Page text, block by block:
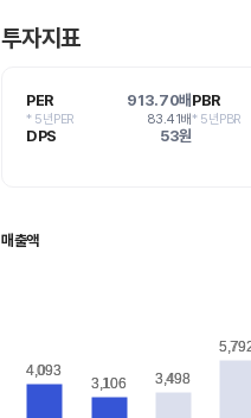
투자지표
PER 913.70배
* 5년PER 83.41배
PBR
* 5년PBR
DPS 53원
매출액
4,093
4,093
3,106
3,106 3,498
3,498